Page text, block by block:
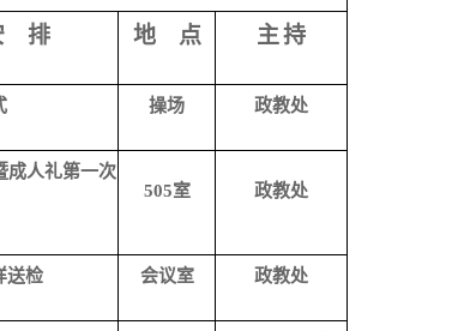
排 地 点 主 持
操场 政教处
成人礼第一次
505室 政教处
送检 会议室 政教处